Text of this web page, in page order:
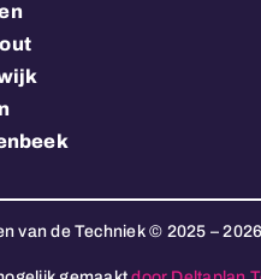
van de Techniek © 2025 – 2026